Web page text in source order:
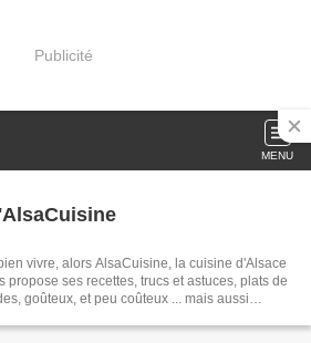
Publicité
MENU
vivre, alors AlsaCuisine, la cuisine d'Alsace
propose ses recettes, trucs et astuces, plats de
goûteux, et peu coûteux ... mais aussi